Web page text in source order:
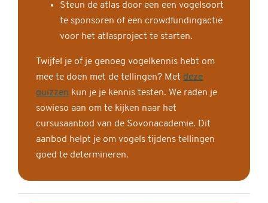
Steun de atlas door een een vogelsoort
te sponsoren of een crowdfundingactie
voor het atlasproject te starten.
Twijfel je of je genoeg vogelkennis hebt om
mee te doen met de tellingen? Met deze
quizzen kun je je kennis testen. We raden je
sowieso aan om te kijken naar het
cursusaanbod van de Sovonacademie. Dit
aanbod helpt je om vogels tijdens tellingen
goed te determineren.